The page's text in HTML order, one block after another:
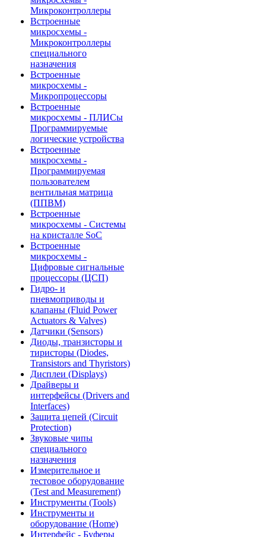
Микроконтроллеры
Встроенные
микросхемы -
Микроконтроллеры
специального
назначения
Встроенные
микросхемы -
Микропроцессоры
Встроенные
микросхемы - ПЛИСы
Программируемые
логические устройства
Встроенные
микросхемы -
Программируемая
пользователем
вентильная матрица
(ППВМ)
Встроенные
микросхемы - Системы
на кристалле SoC
Встроенные
микросхемы -
Цифровые сигнальные
процессоры (ЦСП)
Гидро- и
пневмоприводы и
клапаны (Fluid Power
Actuators & Valves)
Датчики (Sensors)
Диоды, транзисторы и
тиристоры (Diodes,
Transistors and Thyristors)
Дисплеи (Displays)
Драйверы и
интерфейсы (Drivers and
Interfaces)
Защита цепей (Circuit
Protection)
Звуковые чипы
специального
назначения
Измерительное и
тестовое оборудование
(Test and Measurement)
Инструменты (Tools)
Инструменты и
оборудование (Home)
Интерфейс - Буферы